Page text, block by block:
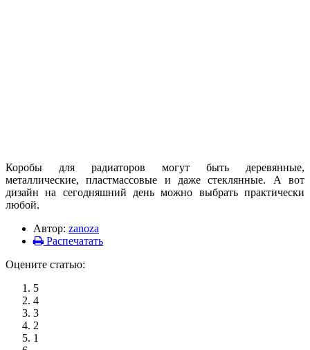
Коробы для радиаторов могут быть деревянные,
металлические, пластмассовые и даже стеклянные. А вот
дизайн на сегодняшний день можно выбрать практически
любой.
Автор: zanoza
Распечатать
Оцените статью:
5
4
3
2
1